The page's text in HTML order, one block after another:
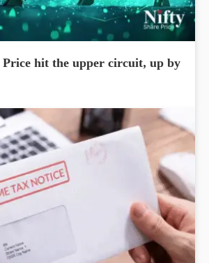
hit the upper circuit, up by